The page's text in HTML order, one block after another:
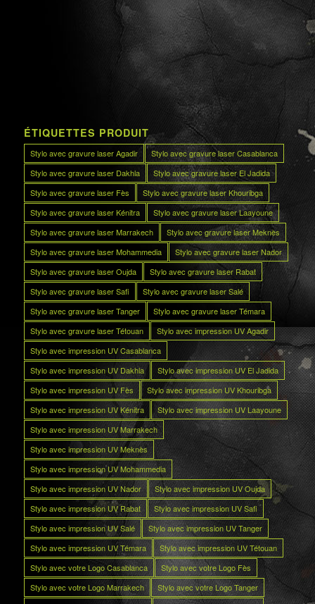
ÉTIQUETTES PRODUIT
Stylo avec gravure laser Agadir
Stylo avec gravure laser Casablanca
Stylo avec gravure laser Dakhla
Stylo avec gravure laser El Jadida
Stylo avec gravure laser Fès
Stylo avec gravure laser Khouribga
Stylo avec gravure laser Kénitra
Stylo avec gravure laser Laayoune
Stylo avec gravure laser Marrakech
Stylo avec gravure laser Meknès
Stylo avec gravure laser Mohammedia
Stylo avec gravure laser Nador
Stylo avec gravure laser Oujda
Stylo avec gravure laser Rabat
Stylo avec gravure laser Safi
Stylo avec gravure laser Salé
Stylo avec gravure laser Tanger
Stylo avec gravure laser Témara
Stylo avec gravure laser Tétouan
Stylo avec impression UV Agadir
Stylo avec impression UV Casablanca
Stylo avec impression UV Dakhla
Stylo avec impression UV El Jadida
Stylo avec impression UV Fès
Stylo avec impression UV Khouribga
Stylo avec impression UV Kénitra
Stylo avec impression UV Laayoune
Stylo avec impression UV Marrakech
Stylo avec impression UV Meknès
Stylo avec impression UV Mohammedia
Stylo avec impression UV Nador
Stylo avec impression UV Oujda
Stylo avec impression UV Rabat
Stylo avec impression UV Safi
Stylo avec impression UV Salé
Stylo avec impression UV Tanger
Stylo avec impression UV Témara
Stylo avec impression UV Tétouan
Stylo avec votre Logo Casablanca
Stylo avec votre Logo Fès
Stylo avec votre Logo Marrakech
Stylo avec votre Logo Tanger